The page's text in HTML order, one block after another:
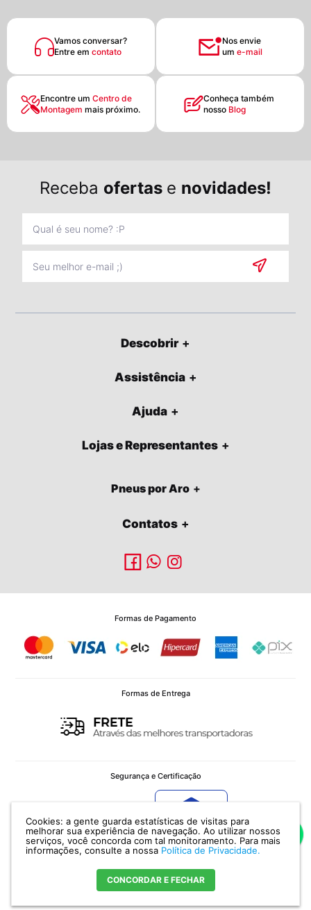
Cookies: a gente guarda estatísticas de visitas para
melhorar sua experiência de navegação. Ao utilizar nossos
serviços, você concorda com tal monitoramento. Para mais
informações, consulte a nossa Política de Privacidade.
CONCORDAR E FECHAR
Vamos conversar?
Entre em contato
Nos envie
um e-mail
Encontre umCentro de
Montagemmais próximo.
Conheça também
nosso Blog
Receba ofertas e novidades!
Descobrir
Assistência
Ajuda
Lojas e Representantes
Pneus por Aro
Contatos
Formas de Pagamento
Formas de Entrega
Segurança e Certificação
Verificada por
POTENZA IMPORTAÇÃO E EXPORTAÇÃO LTDA - CNPJ: 12.036.958/0001-11 Av.
Ceará, 336 - CEP 90240510 - Porto Alegre - RS |Encontre nossa Loja